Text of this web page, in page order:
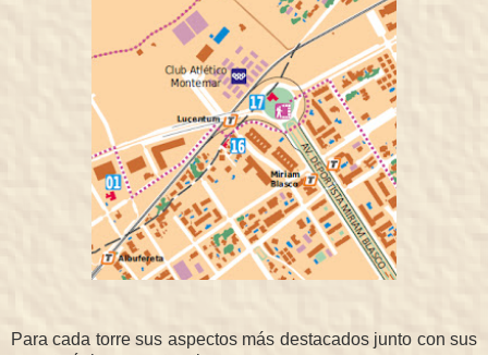
Para cada torre sus aspectos más destacados junto con sus